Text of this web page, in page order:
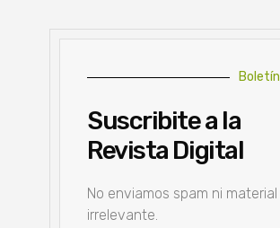
Boletín
Suscribite a la
Revista Digital
No enviamos spam ni material
irrelevante.